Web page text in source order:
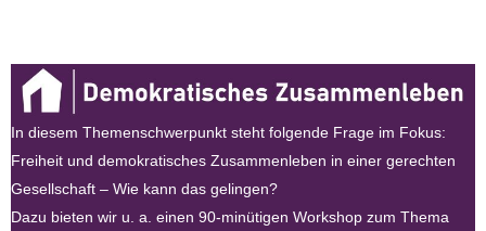
In diesem Themenschwerpunkt steht folgende Frage im Fokus:
Freiheit und demokratisches Zusammenleben in einer gerechten
Gesellschaft – Wie kann das gelingen?
Dazu bieten wir u. a. einen 90-minütigen Workshop zum Thema